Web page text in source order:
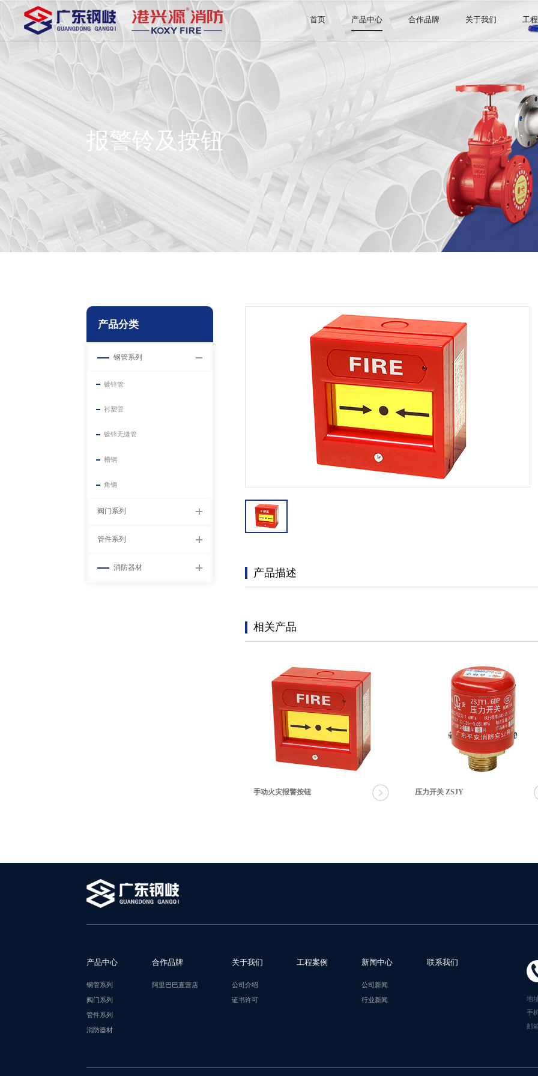
首页 产品中心
消防器材
合作品牌 关于我们
证书许可
工
报警铃及按钮
产品分类
钢管系列
镀锌管
衬塑管
镀锌无缝管
槽钢
角钢
阀门系列
管件系列
消防器材 产品描述
相关产品
手动火灾报警按钮 压力开关 ZSJY
产品中心
钢管系列
阀门系列
管件系列
消防器材
合作品牌
阿里巴巴直营店
关于我们
公司介绍
证书许可
工程案例 新闻中心
公司新闻
行业新闻
联系我们
地
手
邮